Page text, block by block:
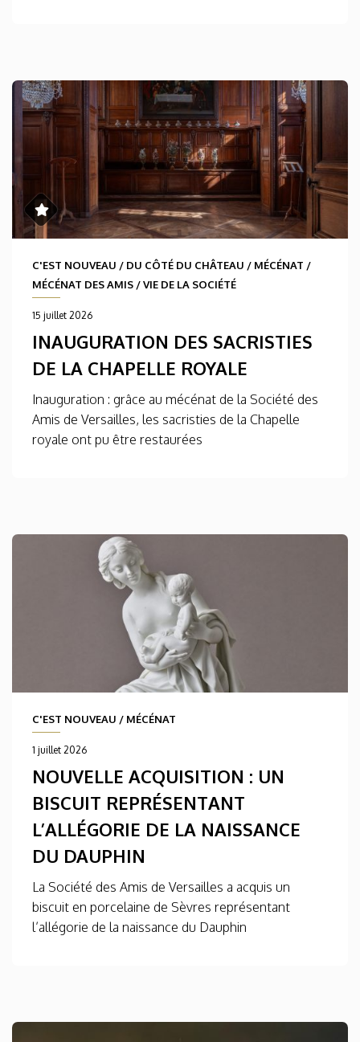
C'EST NOUVEAU / DU CÔTÉ DU CHÂTEAU / MÉCÉNAT /
MÉCÉNAT DES AMIS /VIE DE LA SOCIÉTÉ
15 juillet 2026
INAUGURATION DES SACRISTIES
DE LA CHAPELLE ROYALE
Inauguration : grâce au mécénat de la Société des
Amis de Versailles, les sacristies de la Chapelle
royale ont pu être restaurées
C'EST NOUVEAU / MÉCÉNAT
1 juillet 2026
NOUVELLE ACQUISITION : UN
BISCUIT REPRÉSENTANT
L’ALLÉGORIE DE LA NAISSANCE
DU DAUPHIN
La Société des Amis de Versailles a acquis un
biscuit en porcelaine de Sèvres représentant
l’allégorie de la naissance du Dauphin